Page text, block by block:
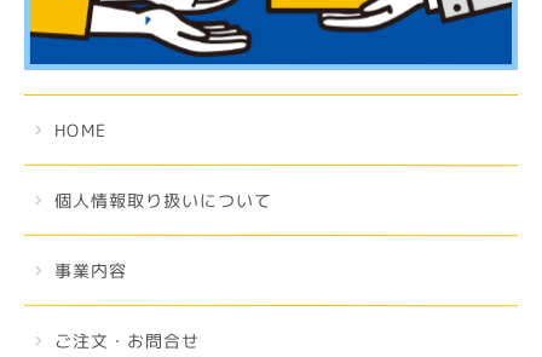
HOME
個人情報取り扱いについて
事業内容
ご注文・お問合せ